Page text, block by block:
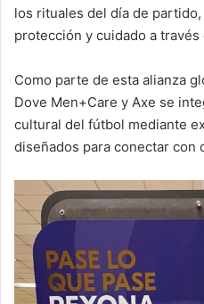
los rituales del día de
protección y cuidado a
Como parte de esta alianza
Dove Men+Care y Axe se
cultural del fútbol mediante
diseñados para conectar con